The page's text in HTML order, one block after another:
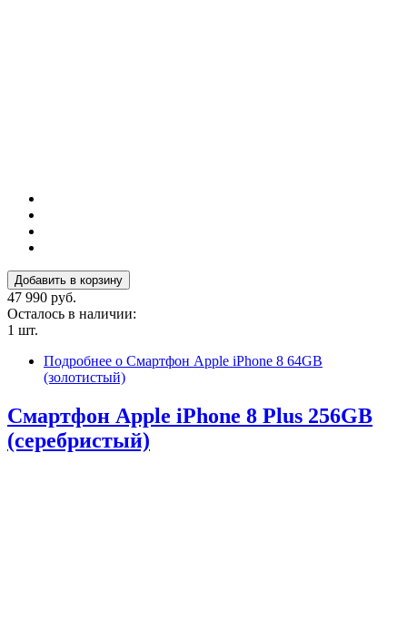
47 990 руб.
Осталось в наличии:
1 шт.
Подробнее о Смартфон Apple iPhone 8 64GB
(золотистый)
Смартфон Apple iPhone 8 Plus 256GB
(серебристый)